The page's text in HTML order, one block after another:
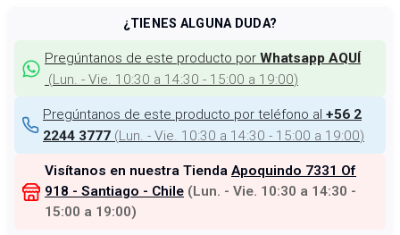
¿TIENES ALGUNA DUDA?
Pregúntanos de este producto por Whatsapp AQUÍ
(Lun. - Vie. 10:30 a 14:30 - 15:00 a 19:00)
Pregúntanos de este producto por teléfono al +56 2
2244 3777 (Lun. - Vie. 10:30 a 14:30 - 15:00 a 19:00)
Visítanos en nuestra Tienda Apoquindo 7331 Of
918 - Santiago - Chile (Lun. - Vie. 10:30 a 14:30 -
15:00 a 19:00)